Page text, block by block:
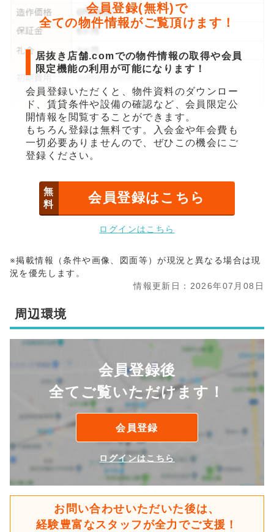
会員登録(無料)で
全ての物件情報がご覧頂けます！
居抜き店舗.comでの物件情報の取得や会員
限定機能の利用が可能になります！
会員登録いただくと、物件資料のダウンロー
ド、賃貸条件や設備の確認など、会員限定公
開情報を閲覧することができます。
もちろん登録は無料です。入会金や年会費も
一切必要ありませんので、ぜひこの機会にご
登録ください。
無
料
会員登録はこちら
ログインはこちら
※掲載情報（条件や画像、図面等）が現況と異なる場合は現
況を優先します。
情報更新日：2026年07月08日
周辺環境
会員登録後
全てご覧いただけます！
会員登録
ログインはこちら
お問い合わせいただいた後は、
経験豊富なスタッフが全力でご支援！